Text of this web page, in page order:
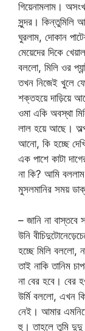
গিয়েনামলাম।
সুন্দর। কিন্তুমিলি
ঘুরলাম, দোকান
মেয়েদের দিকে
বললো, মিলি ওর
তখন নিজেই খুলে
শক্তহয়ে দাড়িয়ে
ওমা একি অবস্থা
লাল হয়ে আছে।
আনো, কি হচ্ছে
এক পাশে কাটা
না কি? আমি
মুসলমানির সময়
– জানি না বাস্তবে
উনি
হচ্ছে মিলি বললো,
তাই নাকি তানিম
না বের হবে। বের
উর্মি বললো, এখন
নেই। আমার
হু। তাহলে তুমি দুদু